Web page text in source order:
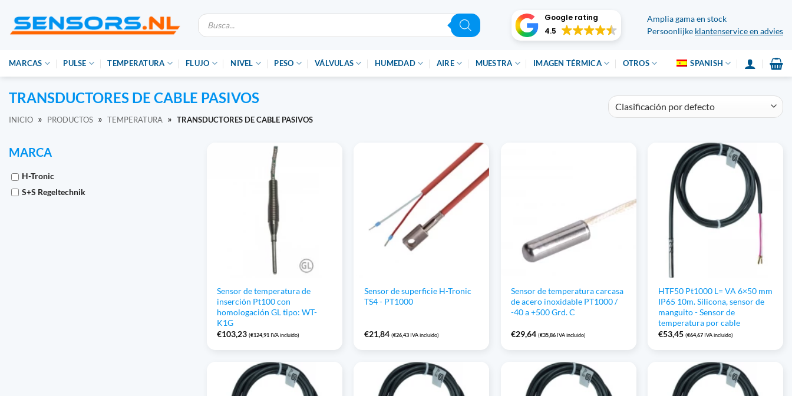
contenido
Búsqueda
productos
Google rating
4.5
Amplia gama en stock
Persoonlijke klantenservice en advies
MARCAS PULSE TEMPERATURA FLUJO NIVEL PESO VÁLVULAS HUMEDAD AIRE MUESTRA IMAGEN TÉRMICA OTROS SPANISH
TRANSDUCTORES DE CABLE PASIVOS
INICIO » PRODUCTOS » TEMPERATURA » TRANSDUCTORES DE CABLE PASIVOS
MARCA
H-Tronic
S+S Regeltechnik
Sensor de temperatura de
inserción Pt100 con
homologación GL tipo: WT-
K1G
€103,23 (€124,91 IVA incluido)
Sensor de superficie H-Tronic
TS4 - PT1000
€21,84 (€26,43IVA incluido)
Sensor de temperatura carcasa
de acero inoxidable PT1000 /
-40 a +500 Grd. C
€29,64 (€35,86 IVA incluido)
HTF50 Pt1000 L= VA 6×50 mm
IP65 10m. Silicona, sensor de
manguito - Sensor de
temperatura por cable
€53,45 (€64,67IVA incluido)